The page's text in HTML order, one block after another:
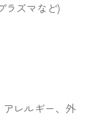
ラズマなど)
レルギー、外